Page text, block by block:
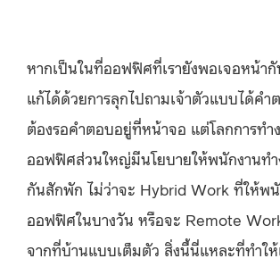
หากเป็นในที่ออฟฟิศที่เรายังพอเจอหน้า
แก้ได้ด้วยการลุกไปถามเจ้าตัวแบบได้คำ
ต้องรอคำตอบอยู่ที่หน้าจอ แต่โลกการทำ
ออฟฟิศส่วนใหญ่มีนโยบายให้พนักงานท
กันสักพัก ไม่ว่าจะ Hybrid Work ที่ให้พนั
ออฟฟิศในบางวัน หรือจะ Remote
จากที่บ้านแบบเต็มตัว สิ่งนี้นี่แหละที่ทำให้